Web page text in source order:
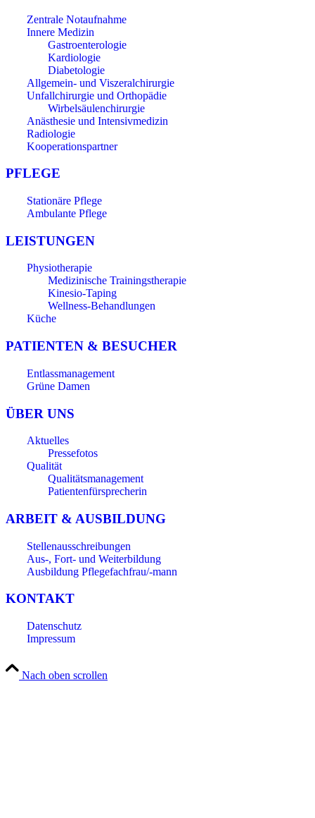
Zentrale Notaufnahme
Innere Medizin
Gastroenterologie
Kardiologie
Diabetologie
Allgemein- und Viszeralchirurgie
Unfallchirurgie und Orthopädie
Wirbelsäulenchirurgie
Anästhesie und Intensivmedizin
Radiologie
Kooperationspartner
PFLEGE
Stationäre Pflege
Ambulante Pflege
LEISTUNGEN
Physiotherapie
Medizinische Trainingstherapie
Kinesio-Taping
Wellness-Behandlungen
Küche
PATIENTEN & BESUCHER
Entlassmanagement
Grüne Damen
ÜBER UNS
Aktuelles
Pressefotos
Qualität
Qualitätsmanagement
Patientenfürsprecherin
ARBEIT & AUSBILDUNG
Stellenausschreibungen
Aus-, Fort- und Weiterbildung
Ausbildung Pflegefachfrau/-mann
KONTAKT
Datenschutz
Impressum
Nach oben scrollen